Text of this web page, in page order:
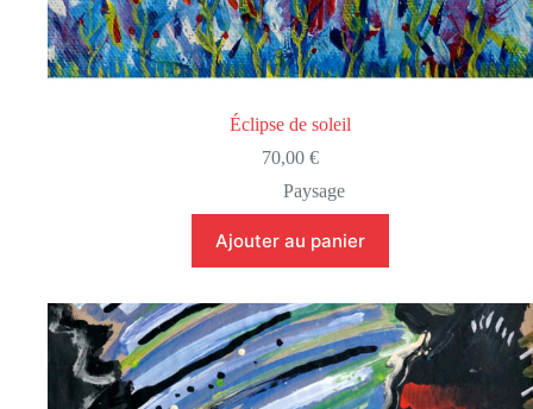
Éclipse de soleil
70,00 €
Paysage
Ajouter au panier